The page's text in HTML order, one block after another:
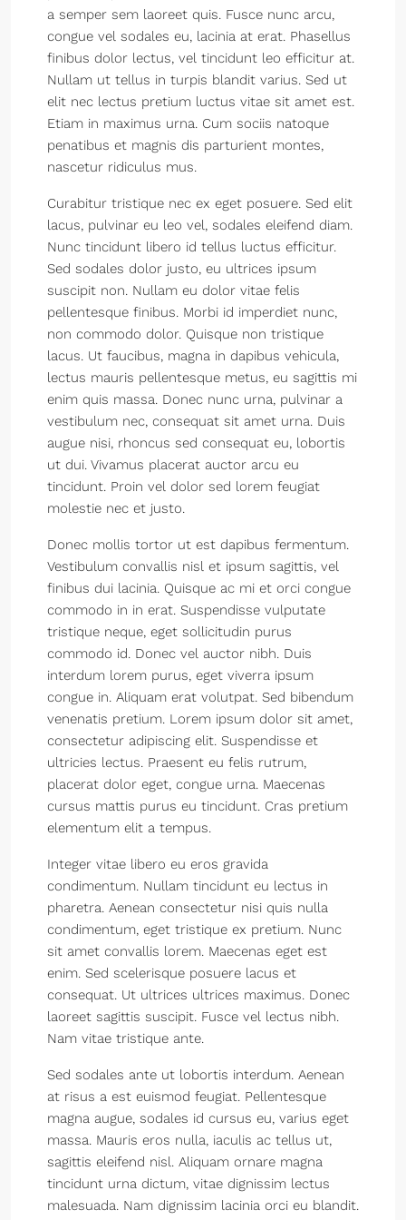
a semper sem laoreet quis. Fusce nunc arcu,
congue vel sodales eu, lacinia at erat. Phasellus
finibus dolor lectus, vel tincidunt leo efficitur at.
Nullam ut tellus in turpis blandit varius. Sed ut
elit nec lectus pretium luctus vitae sit amet est.
Etiam in maximus urna. Cum sociis natoque
penatibus et magnis dis parturient montes,
nascetur ridiculus mus.
Curabitur tristique nec ex eget posuere. Sed elit
lacus, pulvinar eu leo vel, sodales eleifend diam.
Nunc tincidunt libero id tellus luctus efficitur.
Sed sodales dolor justo, eu ultrices ipsum
suscipit non. Nullam eu dolor vitae felis
pellentesque finibus. Morbi id imperdiet nunc,
non commodo dolor. Quisque non tristique
lacus. Ut faucibus, magna in dapibus vehicula,
lectus mauris pellentesque metus, eu sagittis mi
enim quis massa. Donec nunc urna, pulvinar a
vestibulum nec, consequat sit amet urna. Duis
augue nisi, rhoncus sed consequat eu, lobortis
ut dui. Vivamus placerat auctor arcu eu
tincidunt. Proin vel dolor sed lorem feugiat
molestie nec et justo.
Donec mollis tortor ut est dapibus fermentum.
Vestibulum convallis nisl et ipsum sagittis, vel
finibus dui lacinia. Quisque ac mi et orci congue
commodo in in erat. Suspendisse vulputate
tristique neque, eget sollicitudin purus
commodo id. Donec vel auctor nibh. Duis
interdum lorem purus, eget viverra ipsum
congue in. Aliquam erat volutpat. Sed bibendum
venenatis pretium. Lorem ipsum dolor sit amet,
consectetur adipiscing elit. Suspendisse et
ultricies lectus. Praesent eu felis rutrum,
placerat dolor eget, congue urna. Maecenas
cursus mattis purus eu tincidunt. Cras pretium
elementum elit a tempus.
Integer vitae libero eu eros gravida
condimentum. Nullam tincidunt eu lectus in
pharetra. Aenean consectetur nisi quis nulla
condimentum, eget tristique ex pretium. Nunc
sit amet convallis lorem. Maecenas eget est
enim. Sed scelerisque posuere lacus et
consequat. Ut ultrices ultrices maximus. Donec
laoreet sagittis suscipit. Fusce vel lectus nibh.
Nam vitae tristique ante.
Sed sodales ante ut lobortis interdum. Aenean
at risus a est euismod feugiat. Pellentesque
magna augue, sodales id cursus eu, varius eget
massa. Mauris eros nulla, iaculis ac tellus ut,
sagittis eleifend nisl. Aliquam ornare magna
tincidunt urna dictum, vitae dignissim lectus
malesuada. Nam dignissim lacinia orci eu blandit.